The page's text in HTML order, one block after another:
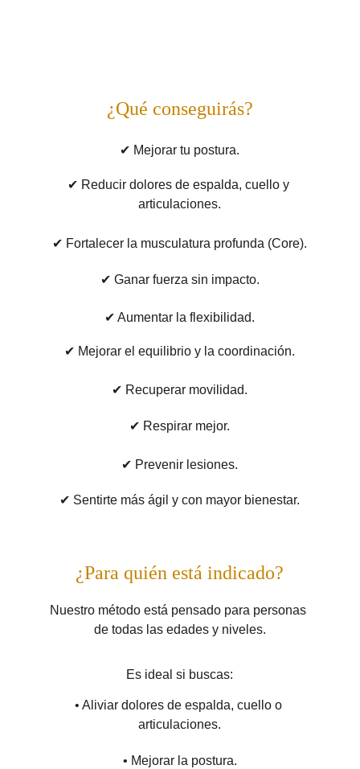
¿Qué conseguirás?
✔ Mejorar tu postura.
✔ Reducir dolores de espalda, cuello y
articulaciones.
✔ Fortalecer la musculatura profunda (Core).
✔ Ganar fuerza sin impacto.
✔ Aumentar la flexibilidad.
✔ Mejorar el equilibrio y la coordinación.
✔ Recuperar movilidad.
✔ Respirar mejor.
✔ Prevenir lesiones.
✔ Sentirte más ágil y con mayor bienestar.
¿Para quién está indicado?
Nuestro método está pensado para personas
de todas las edades y niveles.
Es ideal si buscas:
• Aliviar dolores de espalda, cuello o
articulaciones.
• Mejorar la postura.